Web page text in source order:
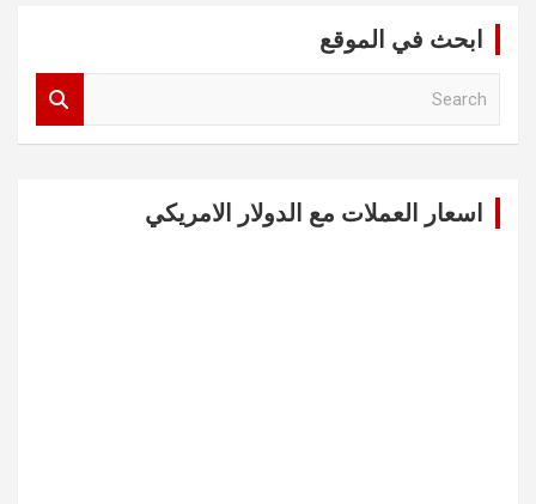
ابحث في الموقع
اسعار العملات مع الدولار الامريكي